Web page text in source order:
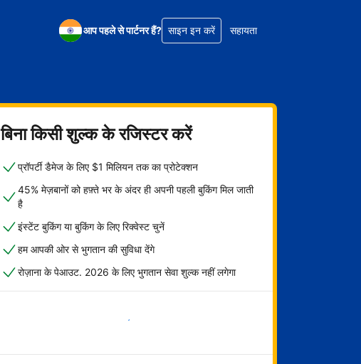
आप पहले से पार्टनर हैं? साइन इन करें सहायता
बिना किसी शुल्क के रजिस्टर करें
प्रॉपर्टी डैमेज के लिए $1 मिलियन तक का प्रोटेक्शन
45% मेज़बानों को हफ़्ते भर के अंदर ही अपनी पहली बुकिंग मिल जाती
है
इंस्टेंट बुकिंग या बुकिंग के लिए रिक्वेस्ट चुनें
हम आपकी ओर से भुगतान की सुविधा देंगे
रोज़ाना के पेआउट. 2026 के लिए भुगतान सेवा शुल्क नहीं लगेगा
अभी शुरू करें